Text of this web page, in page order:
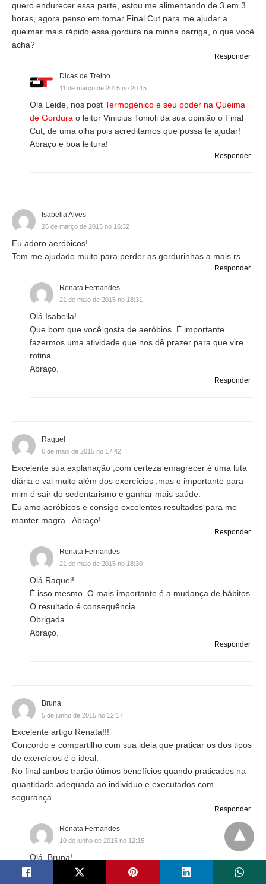
quero endurecer essa parte, estou me alimentando de 3 em 3
horas, agora penso em tomar Final Cut para me ajudar a
queimar mais rápido essa gordura na minha barriga, o que você
acha?
Responder
Dicas de Treino
11 de março de 2015 no 20:15
Olá Leide, nos post Termogênico e seu poder na Queima
de Gordura o leitor Vinicius Tonioli da sua opinião o Final
Cut, de uma olha pois acreditamos que possa te ajudar!
Abraço e boa leitura!
Responder
Isabella Alves
26 de março de 2015 no 16:32
Eu adoro aeróbicos!
Tem me ajudado muito para perder as gordurinhas a mais rs....
Responder
Renata Fernandes
21 de maio de 2015 no 18:31
Olá Isabella!
Que bom que você gosta de aeróbios. É importante
fazermos uma atividade que nos dê prazer para que vire
rotina.
Abraço.
Responder
Raquel
6 de maio de 2015 no 17:42
Excelente sua explanação ,com certeza emagrecer é uma luta
diária e vai muito além dos exercícios ,mas o importante para
mim é sair do sedentarismo e ganhar mais saúde.
Eu amo aeróbicos e consigo excelentes resultados para me
manter magra.. Abraço!
Responder
Renata Fernandes
21 de maio de 2015 no 18:30
Olá Raquel!
É isso mesmo. O mais importante é a mudança de hábitos.
O resultado é consequência.
Obrigada.
Abraço.
Responder
Bruna
5 de junho de 2015 no 12:17
Excelente artigo Renata!!!
Concordo e compartilho com sua ideia que praticar os dos tipos
de exercícios é o ideal.
No final ambos trarão ótimos benefícios quando praticados na
quantidade adequada ao indivíduo e executados com
segurança.
Responder
Renata Fernandes
10 de junho de 2015 no 12:15
Olá, Bruna!
É isso mesmo. Obrigada.